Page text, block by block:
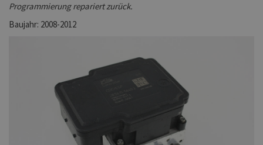
Programmierung repariert zurück.
Baujahr: 2008-2012